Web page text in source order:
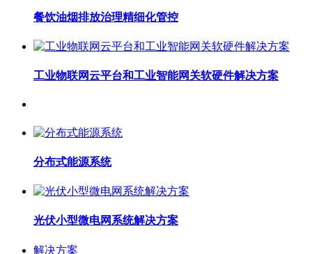
餐饮油烟排放治理精细化管控
工业物联网云平台和工业智能网关软硬件解决方案
分布式能源系统
光伏小型微电网系统解决方案
解决方案